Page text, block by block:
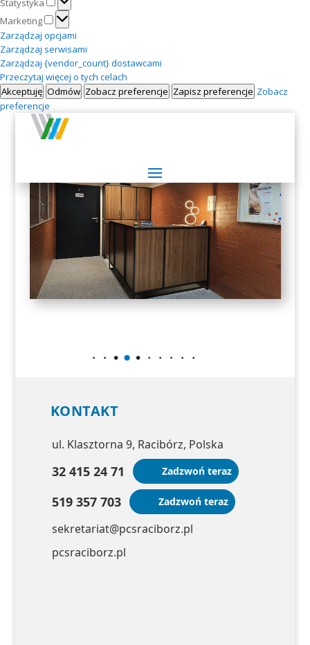
Statystyka
Marketing
Marketing
Zarządzaj opcjami
Zarządzaj serwisami
Zarządzaj {vendor_count} dostawcami
Przeczytaj więcej o tych celach
Akceptuję Odmów Zobacz preferencje Zapisz preferencje Zobacz
preferencje
KONTAKT
ul. Klasztorna 9, Racibórz, Polska
32 415 24 71 Zadzwoń teraz
519 357 703 Zadzwoń teraz
sekretariat@pcsraciborz.pl
pcsraciborz.pl